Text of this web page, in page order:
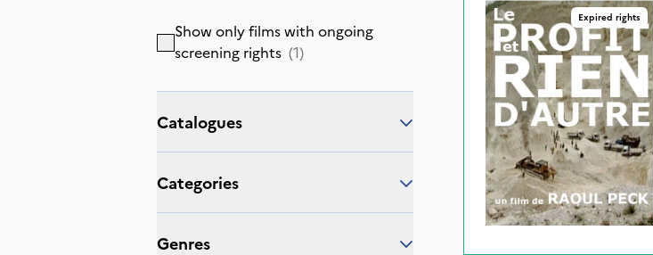
Show only films with ongoing
screening rights (1)
Catalogues
Categories
Genres
Expired rights